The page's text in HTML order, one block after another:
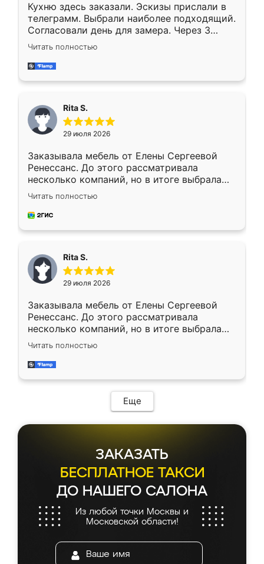
Кухню здесь заказали. Эскизы прислали в
телеграмм. Выбрали наиболее подходящий.
Согласовали день для замера. Через 3
недели кухня была уже готова. Остались
довольны работой. Спасибо Ренессанс
мебель за качественную работу!
Читать полностью
Rita S.
29 июля 2026
Заказывала мебель от Елены Сергеевой
Ренессанс. До этого рассматривала
несколько компаний, но в итоге выбрала
эту. Сначала обговорили условия, потом
приехал замерщик, всё спокойно объяснил
и снял размеры. Изготовили в срок, с
каких-либо доработок. Качеством осталась
довольна, все выглядит так, как и ожидала.
Читать полностью
Rita S.
29 июля 2026
Заказывала мебель от Елены Сергеевой
Ренессанс. До этого рассматривала
несколько компаний, но в итоге выбрала
эту. Сначала обговорили условия, потом
приехал замерщик, всё спокойно объяснил
и снял размеры. Изготовили в срок, с
мебель сразу встала на свое место без
каких-либо доработок. Качеством осталась
довольна, все выглядит так, как и ожидала.
Читать полностью
Еще
ЗАКАЗАТЬ
БЕСПЛАТНОЕ ТАКСИ
ДО НАШЕГО САЛОНА
Из любой точки Москвы и
Московской области!